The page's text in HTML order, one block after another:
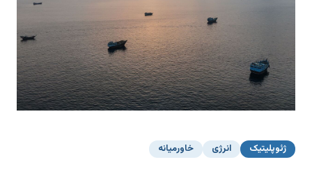
ژئوپلیتیک انرژی خاورمیانه